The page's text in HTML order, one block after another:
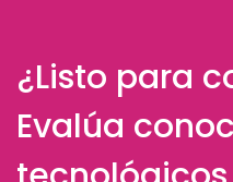
¿Listo para
Evalúa